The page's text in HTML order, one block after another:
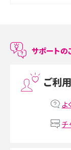
LINEで友だちを削除
MNOとは？MVNOや
VPN接続とは？仕組
サポートの
ご利
よ
チ